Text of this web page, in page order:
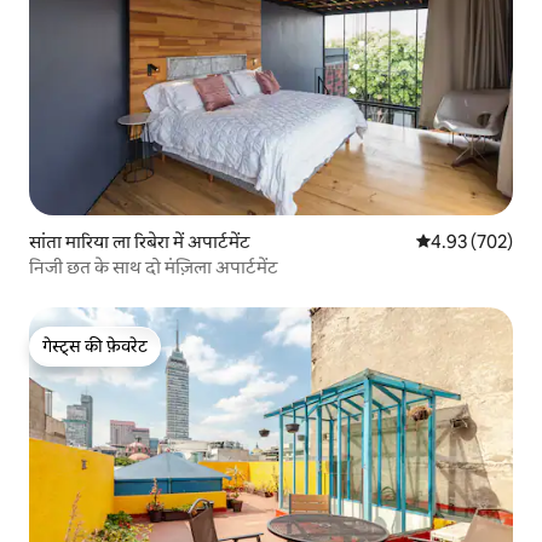
सांता मारिया ला रिबेरा में अपार्टमेंट औसत रेटिंग 5 में से
4.93 (702)
निजी छत के साथ दो मंज़िला अपार्टमेंट
गेस्ट्स की फ़ेवरेट
गेस्ट्स की फ़ेवरेट